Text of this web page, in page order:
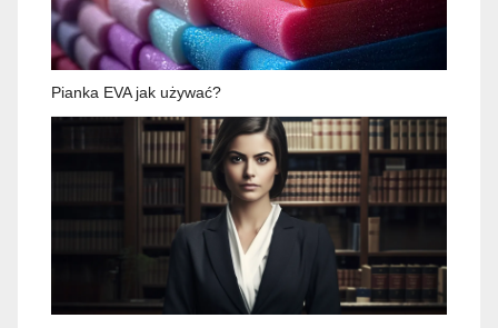
Pianka EVA jak używać?